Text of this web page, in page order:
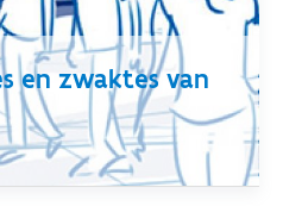
en zwaktes van